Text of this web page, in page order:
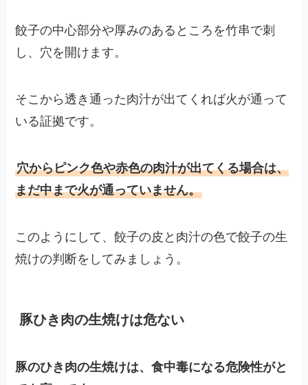
餃子の中心部分や厚みのあるところを竹串で刺
し、穴を開けます。
そこから透き通った肉汁が出てくれば火が通って
いる証拠です。
穴からピンク色や赤色の肉汁が出てくる場合は、
まだ中まで火が通っていません。
このようにして、餃子の皮と肉汁の色で餃子の生
焼けの判断をしてみましょう。
豚ひき肉の生焼けは危ない
豚のひき肉の生焼けは、食中毒になる危険性がと